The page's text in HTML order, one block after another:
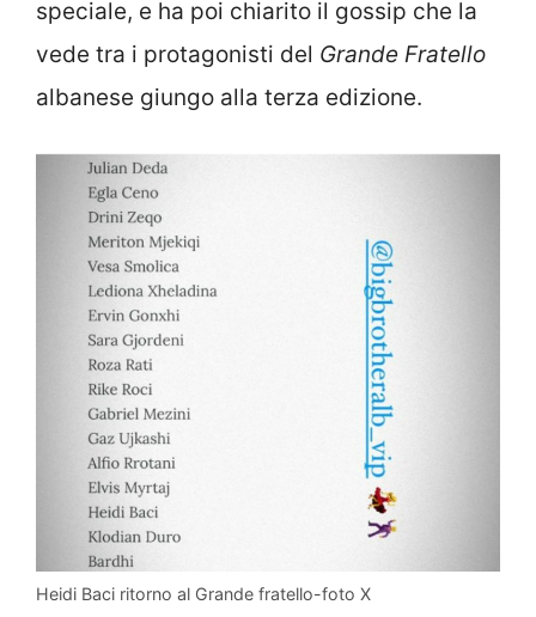
speciale, e ha poi chiarito il gossip che la
vede tra i protagonisti del Grande Fratello
albanese giungo alla terza edizione.
Heidi Baci ritorno al Grande fratello-foto X